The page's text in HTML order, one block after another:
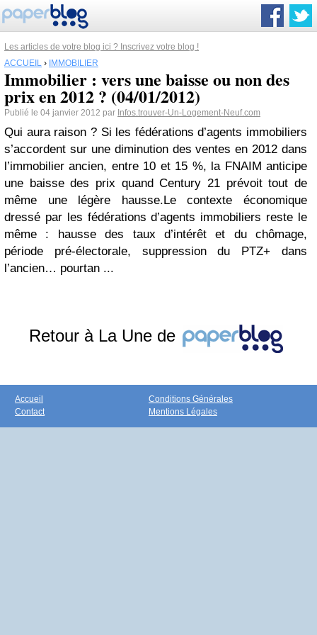
Les articles de votre blog ici ? Inscrivez votre blog !
ACCUEIL › IMMOBILIER
Immobilier : vers une baisse ou non des
prix en 2012 ? (04/01/2012)
Publié le 04 janvier 2012 par Infos.trouver-Un-Logement-Neuf.com
Qui aura raison ? Si les fédérations d’agents immobiliers
s’accordent sur une diminution des ventes en 2012 dans
l’immobilier ancien, entre 10 et 15 %, la FNAIM anticipe
une baisse des prix quand Century 21 prévoit tout de
même une légère hausse.Le contexte économique
dressé par les fédérations d’agents immobiliers reste le
même : hausse des taux d’intérêt et du chômage,
période pré-électorale, suppression du PTZ+ dans
l’ancien… pourtan ...
Retour à La Une de
Accueil
Contact
Conditions Générales
Mentions Légales